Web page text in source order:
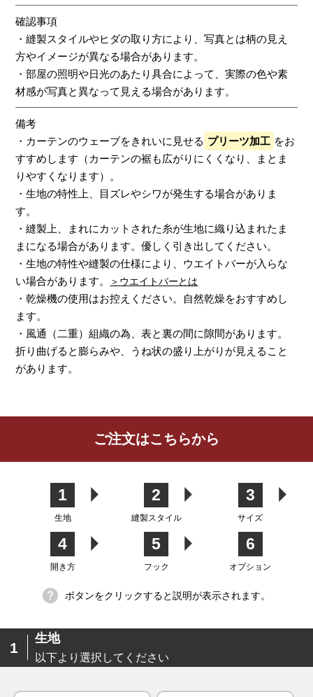
確認事項
・縫製スタイルやヒダの取り方により、写真とは柄の見え
方やイメージが異なる場合があります。
・部屋の照明や日光のあたり具合によって、実際の色や素
材感が写真と異なって見える場合があります。
備考
・カーテンのウェーブをきれいに見せる プリーツ加工 をお
すすめします（カーテンの裾も広がりにくくなり、まとま
りやすくなります）。
・生地の特性上、目ズレやシワが発生する場合がありま
す。
・縫製上、まれにカットされた糸が生地に織り込まれたま
まになる場合があります。優しく引き出してください。
・生地の特性や縫製の仕様により、ウエイトバーが入らな
い場合があります。
＞ウエイトバーとは
・乾燥機の使用はお控えください。自然乾燥をおすすめし
ます。
・風通（二重）組織の為、表と裏の間に隙間があります。
折り曲げると膨らみや、うね状の盛り上がりが見えること
があります。
レビューを書く
カバー
テン
生地
ご注文はこちらから
1
生地
2
縫製スタイル
3
サイズ
4
開き方
5
フック
6
オプション
ボタンをクリックすると説明が表示されます。
1
生地
以下より選択してください